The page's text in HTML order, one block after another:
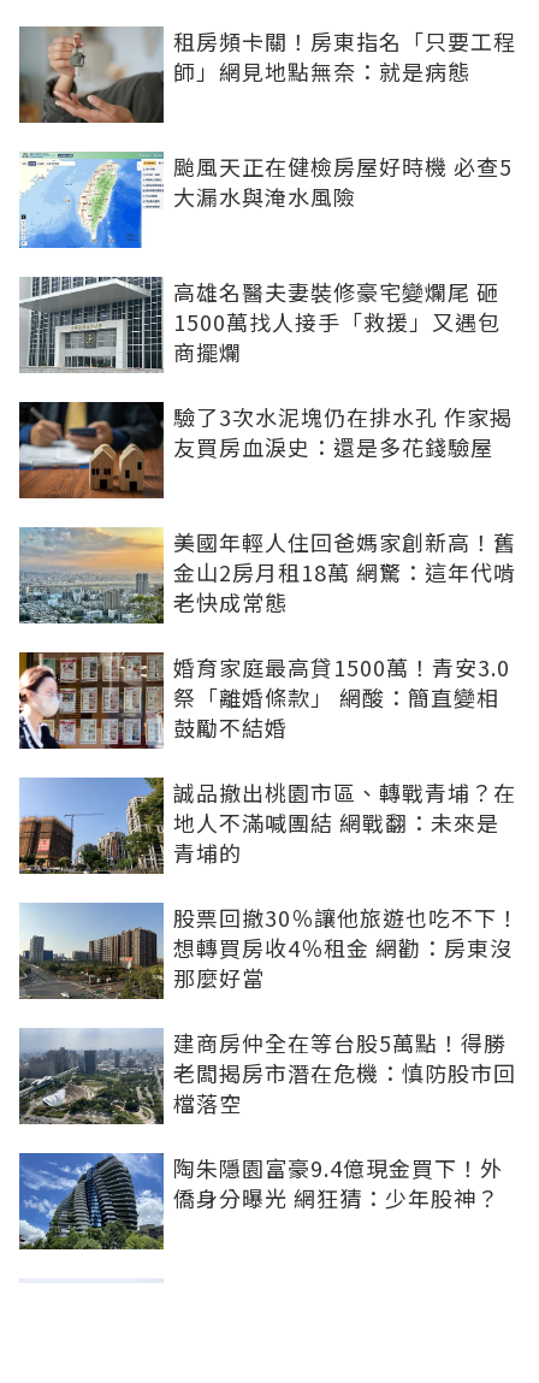
租房頻卡關！房東指名「只要工程
師」網見地點無奈：就是病態
颱風天正在健檢房屋好時機 必查5
大漏水與淹水風險
高雄名醫夫妻裝修豪宅變爛尾 砸
1500萬找人接手「救援」又遇包
商擺爛
驗了3次水泥塊仍在排水孔 作家揭
友買房血淚史：還是多花錢驗屋
美國年輕人住回爸媽家創新高！舊
金山2房月租18萬 網驚：這年代啃
老快成常態
婚育家庭最高貸1500萬！青安3.0
祭「離婚條款」 網酸：簡直變相
鼓勵不結婚
誠品撤出桃園市區、轉戰青埔？在
地人不滿喊團結 網戰翻：未來是
青埔的
股票回撤30％讓他旅遊也吃不下！
想轉買房收4％租金 網勸：房東沒
那麼好當
建商房仲全在等台股5萬點！得勝
老闆揭房市潛在危機：慎防股市回
檔落空
陶朱隱園富豪9.4億現金買下！外
僑身分曝光 網狂猜：少年股神？